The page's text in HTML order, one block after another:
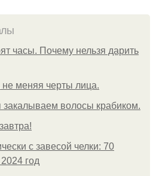
часы. Почему нельзя дарить
меняя черты лица.
волосы крабиком.
с завесой челки: 70
год